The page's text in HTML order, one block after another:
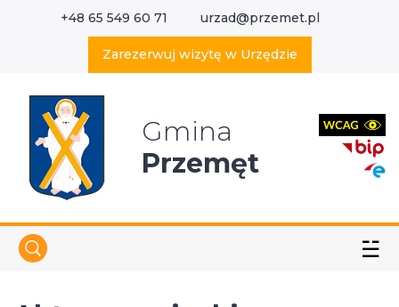
+48 65 549 60 71 urzad@przemet.pl
Zarezerwuj wizytę w Urzędzie
Gmina
Przemęt
☱
Wyszukaj w serwisie